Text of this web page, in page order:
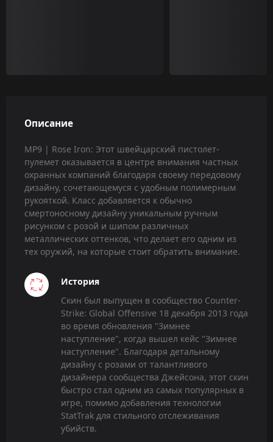
Описание
MP9 | Rose Iron: Этот швейцарский пистолет-
пулемет оказывается в центре внимания частных
охранных компаний благодаря своему передовому
дизайну, сочетающемуся с удобным полимерным
рукояткой. Класс добавляется к обычно
смертоносному дизайну уникальным ручным
рисунком с розой и шипом различных
металлических оттенков, что делает его одним из
тех оружий, на которые стоит обратить внимание.
История
Скин был выпущен в сообщество Counter-
Strike: Global Offensive 18 декабря 2013 года
во время обновления "Зимнее
наступление", когда вышел кейс "Зимнее
наступление". Благодаря детальному
дизайну с розами от талантливого
дизайнера сообщества Джейсона, этот скин
быстро стал одним из самых популярных в
игре, помимо добавления технологии
StatTrak для стильного отслеживания
убийств.